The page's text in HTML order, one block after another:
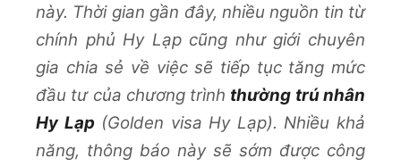
này. Thời gian gần đây, nhiều nguồn tin từ
chính phủ Hy Lạp cũng như giới chuyên
gia chia sẻ về việc sẽ tiếp tục tăng mức
đầu tư của chương trình thường trú nhân
Hy Lạp(Golden visa Hy Lạp). Nhiều khả
năng, thông báo này sẽ sớm được công